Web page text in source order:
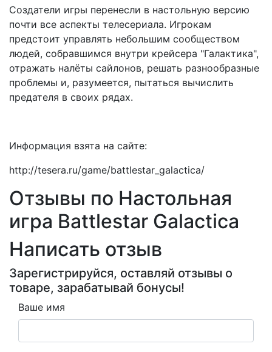
Создатели игры перенесли в настольную версию
почти все аспекты телесериала. Игрокам
предстоит управлять небольшим сообществом
людей, собравшимся внутри крейсера "Галактика",
отражать налёты сайлонов, решать разнообразные
проблемы и, разумеется, пытаться вычислить
предателя в своих рядах.
Информация взята на сайте:
http://tesera.ru/game/battlestar_galactica/
Отзывы по Настольная
игра Battlestar Galactica
Написать отзыв
Зарегистрируйся, оставляй отзывы о
товаре, зарабатывай бонусы!
Ваше имя